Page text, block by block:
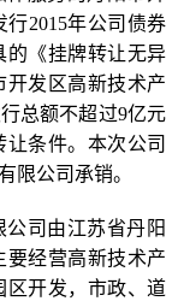
2015年公司债券
的《挂牌转让无异
发区高新技术产
总额不超过9亿元
条件。本次公司
限公司承销。
司由江苏省丹阳
经营高新技术产
区开发，市政、道